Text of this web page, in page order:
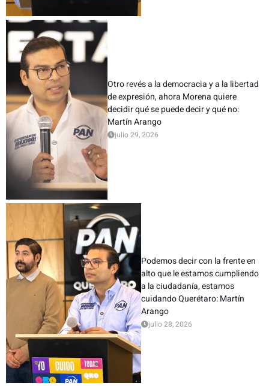
Otro revés a la democracia y a la libertad
de expresión, ahora Morena quiere
decidir qué se puede decir y qué no:
Martín Arango
julio 29, 2026
Podemos decir con la frente en
alto que le estamos cumpliendo
a la ciudadanía, estamos
cuidando Querétaro: Martín
Arango
julio 28, 2026